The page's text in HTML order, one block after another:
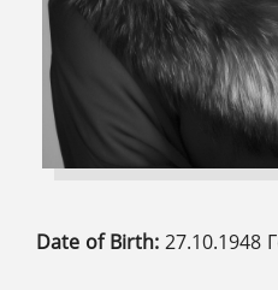
Date of Birth: 27.10.1948